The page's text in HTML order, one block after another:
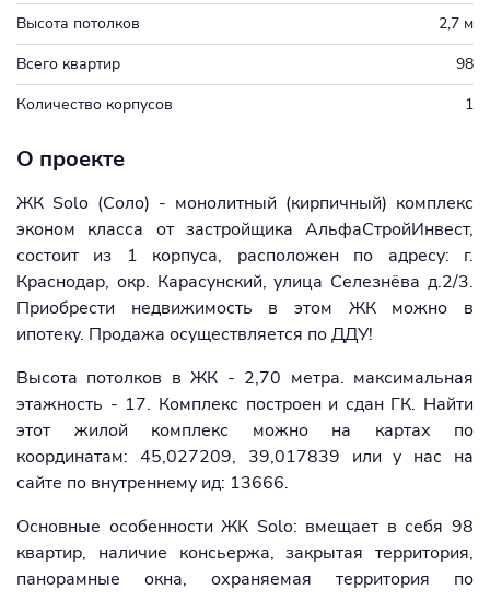
Высота потолков
2,7 м
Всего квартир
98
Количество корпусов
1
О проекте
ЖК Solo (Соло) - монолитный (кирпичный) комплекс
эконом класса от застройщика АльфаСтройИнвест,
состоит из 1 корпуса, расположен по адресу: г.
Краснодар, окр. Карасунский, улица Селезнёва д.2/3.
Приобрести недвижимость в этом ЖК можно в
ипотеку. Продажа осуществляется по ДДУ!
Высота потолков в ЖК - 2,70 метра. максимальная
этажность - 17. Комплекс построен и сдан ГК. Найти
этот жилой комплекс можно на картах по
координатам: 45,027209, 39,017839 или у нас на
сайте по внутреннему ид: 13666.
Основные особенности ЖК Solo: вмещает в себя 98
квартир, наличие консьержа, закрытая территория,
панорамные окна, охраняемая территория по